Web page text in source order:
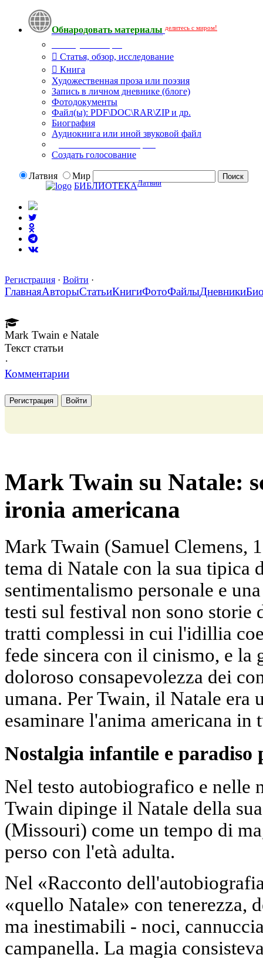
Обнародовать материалы делитесь с миром!
Статья, обзор, исследование
Книга
Художественная проза или поэзия
Запись в личном дневнике (блоге)
Фотодокументы
Файл(ы): PDF\DOC\RAR\ZIP и др.
Биография
Аудиокнига или иной звуковой файл
Создать голосование
Латвия
Мир
БИБЛИОТЕКАЛатвии
Регистрация · Войти ·
ГлавнаяАвторыСтатьиКнигиФотоФайлыДневники
Mark Twain e Natale
Текст статьи
·
Комментарии
Регистрация Войти
Mark Twain su Natale:
ironia americana
Mark Twain (Samuel Clemens,
tema di Natale con la sua tipica
sentimentalismo personale e
testi sul festival non sono storie
tratti complessi in cui l'idillia
fede sincera con il cinismo, e la
doloroso consapevolezza dei
umana. Per Twain, il Natale era
esaminare l'anima americana in
Nostalgia infantile e paradiso
Nel testo autobiografico e nelle
Twain dipinge il Natale della
(Missouri) come un tempo di
perso con l'età adulta.
Nel «Racconto
«quello Natale» con tenerezza,
ma inestimabili - noci,
campanella. La magia